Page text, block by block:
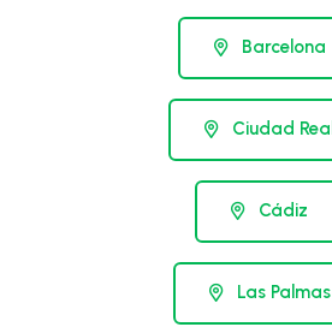
Barcelona
Ciudad Real
Cádiz
Las Palmas